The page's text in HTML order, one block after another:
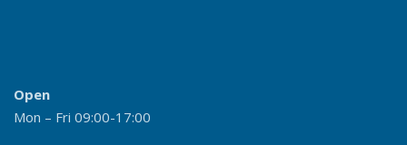
Open
Mon – Fri 09:00-17:00